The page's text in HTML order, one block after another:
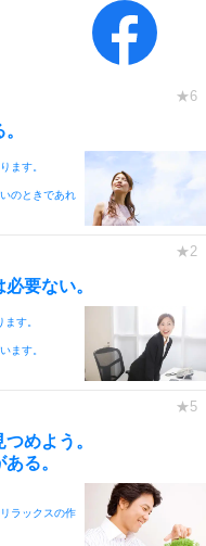
ます。
のときであれ
要ない。
す。
ます。
めよう。
る。
ラックスの作